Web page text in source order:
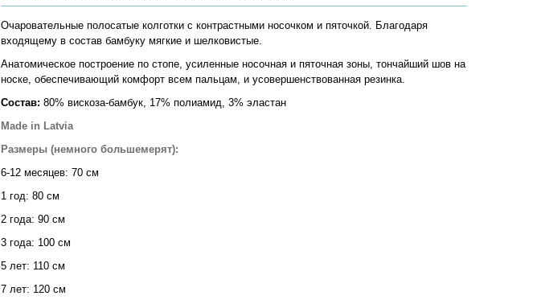
Очаровательные полосатые колготки с контрастными носочком и пяточкой. Благодаря
входящему в состав бамбуку мягкие и шелковистые.
Анатомическое построение по стопе, усиленные носочная и пяточная зоны, тончайший шов на
носке, обеспечивающий комфорт всем пальцам, и усовершенствованная резинка.
Состав: 80% вискоза-бамбук, 17% полиамид, 3% эластан
Made in Latvia
Размеры (немного большемерят):
6-12 месяцев: 70 см
1 год: 80 см
2 года: 90 см
3 года: 100 см
5 лет: 110 см
7 лет: 120 см